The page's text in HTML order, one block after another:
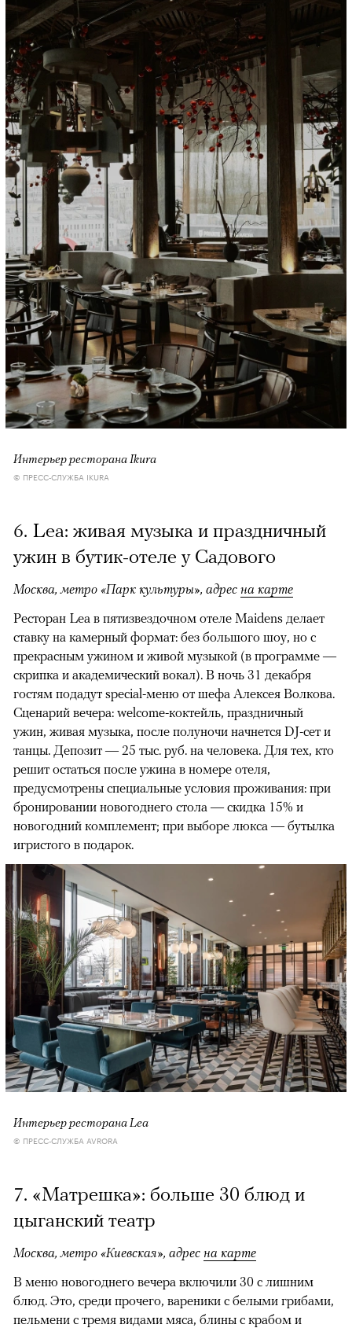
Интерьер ресторана Ikura
© ПРЕСС-СЛУЖБА IKURA
6. Lea: живая музыка и праздничный
ужин в бутик-отеле у Садового
Москва, метро «Парк культуры», адрес на карте
Ресторан Lea в пятизвездочном отеле Maidens делает
ставку на камерный формат: без большого шоу, но с
прекрасным ужином и живой музыкой (в программе —
скрипка и академический вокал). В ночь 31 декабря
гостям подадут special-меню от шефа Алексея Волкова.
Сценарий вечера: welcome-коктейль, праздничный
ужин, живая музыка, после полуночи начнется DJ-сет и
танцы. Депозит — 25 тыс. руб. на человека. Для тех, кто
решит остаться после ужина в номере отеля,
предусмотрены специальные условия проживания: при
бронировании новогоднего стола — скидка 15% и
новогодний комплемент; при выборе люкса — бутылка
игристого в подарок.
Интерьер ресторана Lea
© ПРЕСС-СЛУЖБА AVRORA
7. «Матрешка»: больше 30 блюд и
цыганский театр
Москва, метро «Киевская», адрес на карте
В меню новогоднего вечера включили 30 с лишним
блюд. Это, среди прочего, вареники с белыми грибами,
пельмени с тремя видами мяса, блины с крабом и